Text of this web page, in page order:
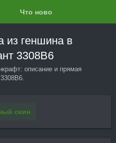
Что нового?
из геншина в
3308B6
описание и прямая
скин